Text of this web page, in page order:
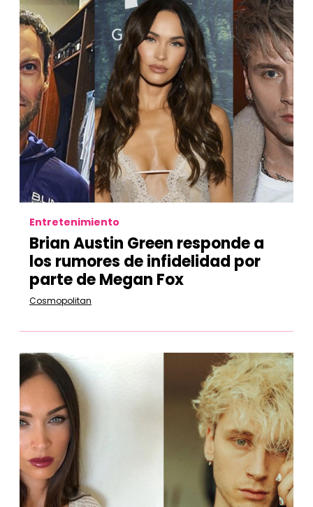
Entretenimiento
Brian Austin Green responde a
los rumores de infidelidad por
parte de Megan Fox
Cosmopolitan